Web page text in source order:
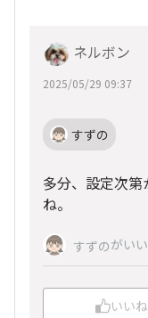
ネルボン
2025/05/29 09:37
すずの
多分、設定次
ね。
すずのがい
いいね